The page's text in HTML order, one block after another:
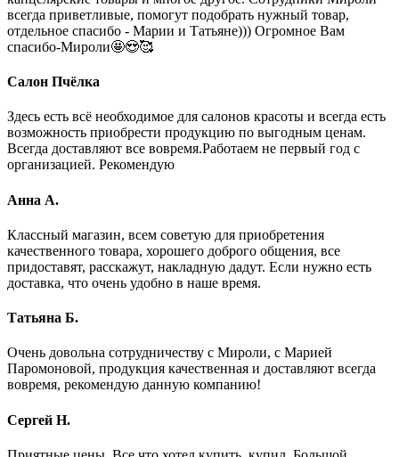
всегда приветливые, помогут подобрать нужный товар,
отдельное спасибо - Марии и Татьяне))) Огромное Вам
спасибо-Мироли🤩😍🥰
Салон Пчёлка
Здесь есть всё необходимое для салонов красоты и всегда есть
возможность приобрести продукцию по выгодным ценам.
Всегда доставляют все вовремя.Работаем не первый год с
организацией. Рекомендую
Анна А.
Классный магазин, всем советую для приобретения
качественного товара, хорошего доброго общения, все
придоставят, расскажут, накладную дадут. Если нужно есть
доставка, что очень удобно в наше время.
Татьяна Б.
Очень довольна сотрудничеству с Мироли, с Марией
Паромоновой, продукция качественная и доставляют всегда
вовремя, рекомендую данную компанию!
Сергей Н.